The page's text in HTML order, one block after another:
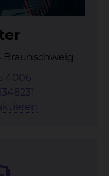
Braunschweig
4006